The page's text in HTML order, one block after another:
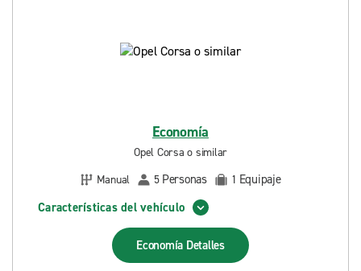
Economía
Opel Corsa o similar
Manual
5 Personas 1 Equipaje
Características del vehículo
Economía Detalles